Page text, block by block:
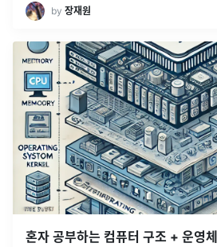
by 장재원
혼자 공부하는 컴퓨터 구조 + 운영